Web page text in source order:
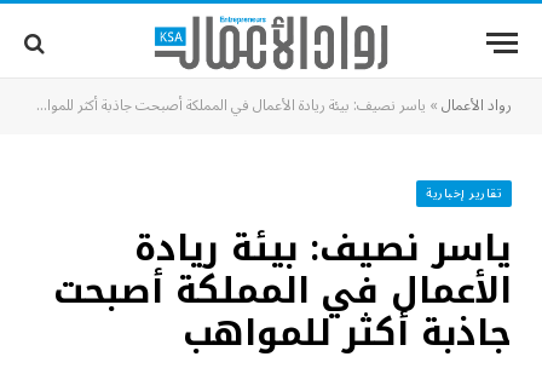
رواد الأعمال» ياسر نصيف: بيئة ريادة الأعمال في المملكة أصبحت جاذبة أكثر للمواهب
تقارير إخبارية
ياسر نصيف: بيئة ريادة
الأعمال في المملكة أصبحت
جاذبة أكثر للمواهب